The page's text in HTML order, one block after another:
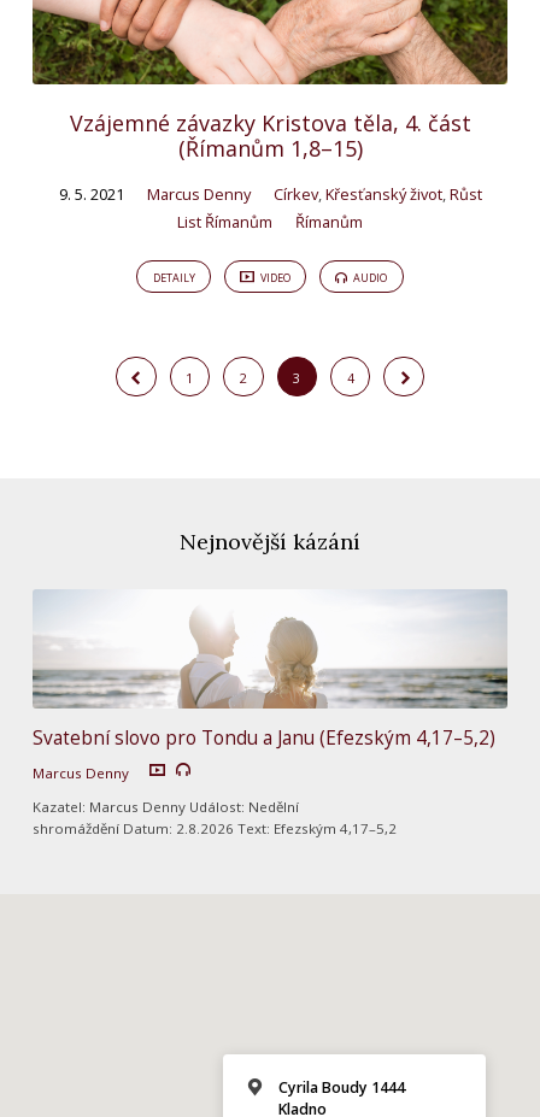
Vzájemné závazky Kristova těla, 4. část
(Římanům 1,8–15)
9. 5. 2021 Marcus Denny Církev,Křesťanský život,Růst
List Římanům
Římanům
DETAILY VIDEO AUDIO
1 2 3 4
Nejnovější kázání
Svatební slovo pro Tondu a Janu (Efezským 4,17–5,2)
Marcus Denny
Kazatel: Marcus Denny Událost: Nedělní
shromáždění Datum: 2.8.2026 Text: Efezským 4,17–5,2
Cyrila Boudy 1444
Kladno